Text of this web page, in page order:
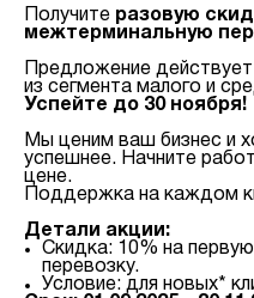
Получите разовую
межтерминальную
Предложение
из сегмента малого и
Успейте до 30 ноября!
Мы ценим ваш бизнес и
успешнее. Начните
цене.
Поддержка на каждом
Детали акции:
Скидка: 10% на
перевозку.
Условие: для новых*